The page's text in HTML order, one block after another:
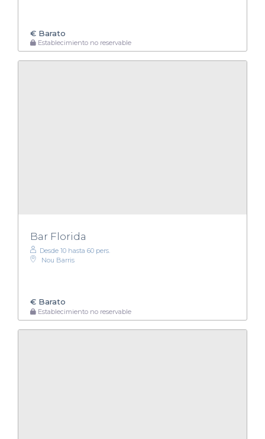
€ Barato
Establecimiento no reservable
Bar Florida
Desde 10 hasta 60 pers.
Nou Barris
€ Barato
Establecimiento no reservable